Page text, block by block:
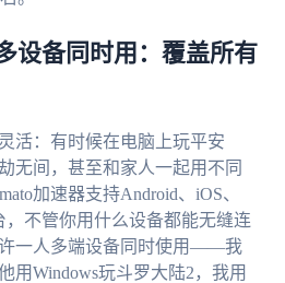
设备同时用：覆盖所有
活：有时候在电脑上玩平安
无间，甚至和家人一起用不同
加速器支持Android、iOS、
，不管你用什么设备都能无缝连
一人多端设备同时使用——我
用Windows玩斗罗大陆2，我用